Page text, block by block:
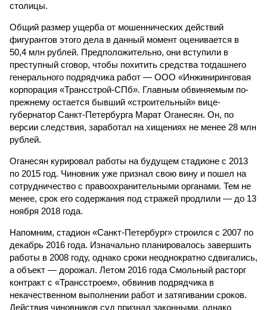
столицы.
Общий размер ущерба от мошеннических действий
фигурантов этого дела в данный момент оценивается в
50,4 млн рублей. Предположительно, они вступили в
преступный сговор, чтобы похитить средства тогдашнего
генерального подрядчика работ — ООО «Инжиниринговая
корпорация «Трансстрой-СПб». Главным обвиняемым по-
прежнему остается бывший «строительный» вице-
губернатор Санкт-Петербурга Марат Оганесян. Он, по
версии следствия, заработал на хищениях не менее 28 млн
рублей.
Оганесян курировал работы на будущем стадионе с 2013
по 2015 год. Чиновник уже признал свою вину и пошел на
сотрудничество с правоохранительными органами. Тем не
менее, срок его содержания под стражей продлили — до 13
ноября 2018 года.
Напомним, стадион «Санкт-Петербург» строился с 2007 по
декабрь 2016 года. Изначально планировалось завершить
работы в 2008 году, однако сроки неоднократно сдвигались,
а объект — дорожал. Летом 2016 года Смольный расторг
контракт с «Трансстроем», обвинив подрядчика в
некачественном выполнении работ и затягивании сроков.
Действия чиновников суд признал законными, однако